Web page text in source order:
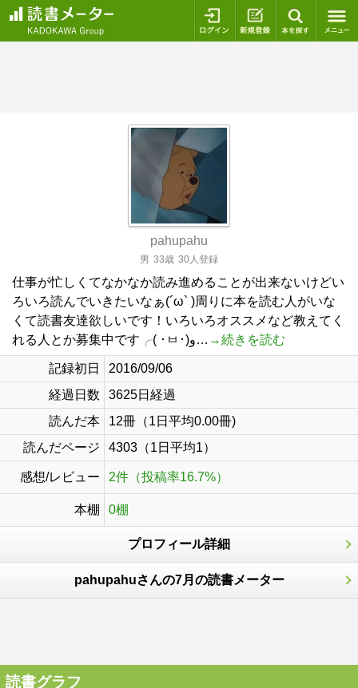
ログイン 新規登録
pahupahu
男 33歳 30人登録
仕事が忙しくてなかなか読み進めることが出来ないけどい
ろいろ読んでいきたいなぁ(´ω` )周りに本を読む人がいな
くて読書友達欲しいです！いろいろオススメなど教えてく
れる人とか募集中です╭( ･ㅂ･)و… →続きを読む
記録初日
2016/09/06
経過日数
3625日経過
読んだ本
12冊（1日平均0.00冊)
読んだページ
4303（1日平均1）
感想/レビュー 2件（投稿率16.7%）
本棚 0棚
プロフィール詳細
pahupahuさんの7月の読書メーター
読書グラフ